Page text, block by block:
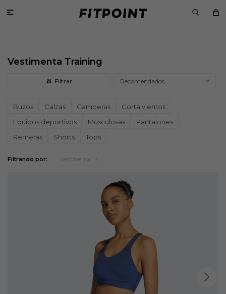

Vestimenta Training
Recomendados
Buzos Calzas Camperas
Corta vientos
Equipos deportivos
Musculosas
Pantalones
Remeras
Shorts Tops
Filtrando por: Vestimenta